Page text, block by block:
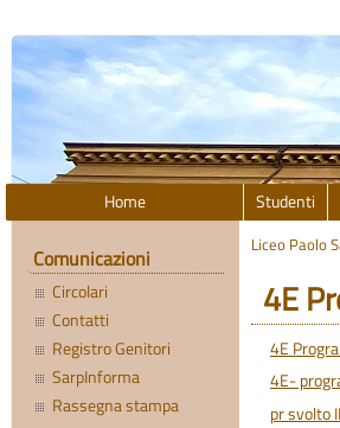
Home Studenti
Comunicazioni
Circolari
Contatti
Registro Genitori
SarpInforma
Rassegna stampa
Liceo Paolo
4E
4E
4E-
pr svolto